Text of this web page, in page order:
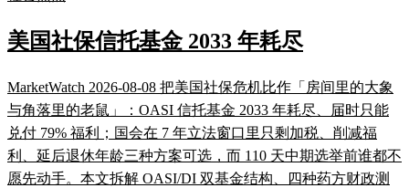
美国社保信托基金 2033 年耗尽
MarketWatch 2026-08-08 把美国社保危机比作「房间里的大象
与角落里的老鼠」：OASI 信托基金 2033 年耗尽、届时只能
兑付 79% 福利；国会在 7 年立法窗口里只剩加税、削减福
利、延后退休年龄三种方案可选，而 110 天中期选举前谁都不
愿先动手。本文拆解 OASI/DI 双基金结构、四种药方财政测